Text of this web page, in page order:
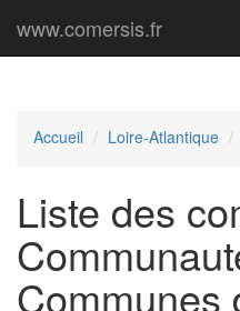
www.comersis.fr
Accueil Loire-Atlantique
Liste des
Communes